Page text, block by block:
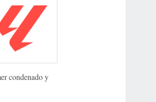
condenado y